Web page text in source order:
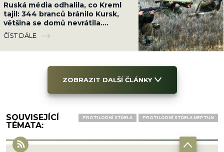
Ruská média odhalila, co Kreml
tajil: 344 branců bránilo Kursk,
většina se domů nevrátila.
Ukrajinci je pohřbili
ČÍST DÁLE
ZOBRAZIT DALŠÍ ČLÁNKY
SOUVISEJÍCÍ
TÉMATA:
PROTILODNÍ STŘELA PROTILODNÍ STŘELA NEPTUN